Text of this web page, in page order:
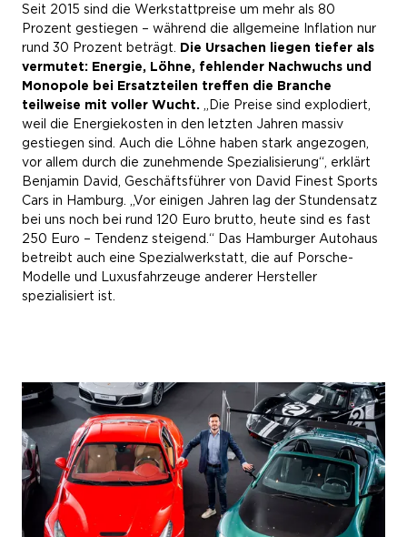
Seit 2015 sind die Werkstattpreise um mehr als 80
Prozent gestiegen – während die allgemeine Inflation nur
rund 30 Prozent beträgt. Die Ursachen liegen tiefer als
vermutet: Energie, Löhne, fehlender Nachwuchs und
Monopole bei Ersatzteilen treffen die Branche
teilweise mit voller Wucht. „Die Preise sind explodiert,
weil die Energiekosten in den letzten Jahren massiv
gestiegen sind. Auch die Löhne haben stark angezogen,
vor allem durch die zunehmende Spezialisierung“, erklärt
Benjamin David, Geschäftsführer von David Finest Sports
Cars in Hamburg. „Vor einigen Jahren lag der Stundensatz
bei uns noch bei rund 120 Euro brutto, heute sind es fast
250 Euro – Tendenz steigend.“ Das Hamburger Autohaus
betreibt auch eine Spezialwerkstatt, die auf Porsche-
Modelle und Luxusfahrzeuge anderer Hersteller
spezialisiert ist.